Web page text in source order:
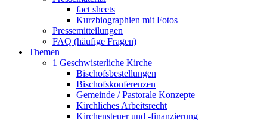
fact sheets
Kurzbiographien mit Fotos
Pressemitteilungen
FAQ (häufige Fragen)
Themen
1 Geschwisterliche Kirche
Bischofsbestellungen
Bischofskonferenzen
Gemeinde / Pastorale Konzepte
Kirchliches Arbeitsrecht
Kirchensteuer und -finanzierung